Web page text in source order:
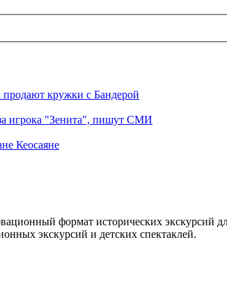
кружки с Бандерой
игрока "Зенита", пишут СМИ
Кеосаяне
формат исторических
экскурсий и детских спектаклей.